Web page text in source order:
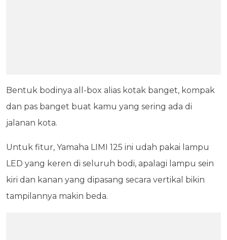
Bentuk bodinya all-box alias kotak banget, kompak
dan pas banget buat kamu yang sering ada di
jalanan kota.
Untuk fitur, Yamaha LIMI 125 ini udah pakai lampu
LED yang keren di seluruh bodi, apalagi lampu sein
kiri dan kanan yang dipasang secara vertikal bikin
tampilannya makin beda.